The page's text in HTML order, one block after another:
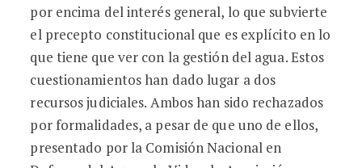
por encima del interés general, lo que subvierte
el precepto constitucional que es explícito en lo
que tiene que ver con la gestión del agua. Estos
cuestionamientos han dado lugar a dos
recursos judiciales. Ambos han sido rechazados
por formalidades, a pesar de que uno de ellos,
presentado por la Comisión Nacional en